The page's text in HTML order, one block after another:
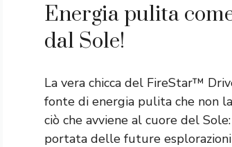
Energia pulita
dal Sole!
La vera chicca del FireStar™
fonte di energia pulita che non
ciò che avviene al cuore del
portata delle future